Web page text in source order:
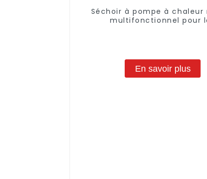
Séchoir à pompe à chaleur
multifonctionnel pour
En savoir plus